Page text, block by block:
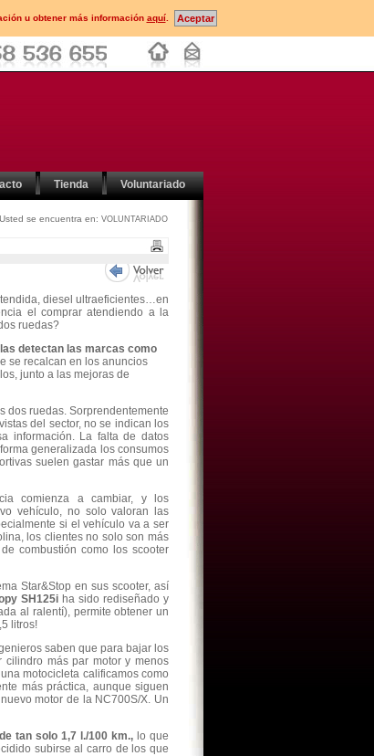
u obtener más información aquí.
Tienda Voluntariado
Usted se encuentra en: VOLUNTARIADO
diesel ultraeficientes…en
el comprar atendiendo a la
ruedas?
detectan las marcas como
se recalcan en los anuncios
junto a las mejoras de
dos ruedas. Sorprendentemente
del sector, no se indican los
información. La falta de datos
generalizada los consumos
suelen gastar más que un
comienza a cambiar, y los
vehículo, no solo valoran las
si el vehículo va a ser
los clientes no solo son más
combustión como los scooter
Star&Stop en sus scooter, así
SH125i ha sido rediseñado y
al ralentí), permite obtener un
litros!
saben que para bajar los
cilindro más par motor y menos
motocicleta calificamos como
más práctica, aunque siguen
motor de la NC700S/X. Un
tan solo 1,7 l./100 km., lo que
subirse al carro de los que